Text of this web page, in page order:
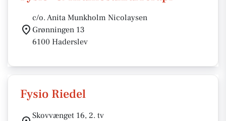
c/o. Anita Munkholm Nicolaysen
Grønningen 13
6100 Haderslev
Fysio Riedel
Skovvænget 16, 2. tv